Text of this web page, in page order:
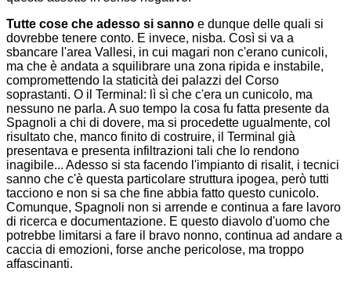
Tutte cose che adesso si sanno e dunque delle quali si
dovrebbe tenere conto. E invece, nisba. Così si va a
sbancare l'area Vallesi, in cui magari non c'erano cunicoli,
ma che è andata a squilibrare una zona ripida e instabile,
compromettendo la staticità dei palazzi del Corso
soprastanti. O il Terminal: lì sì che c'era un cunicolo, ma
nessuno ne parla. A suo tempo la cosa fu fatta presente da
Spagnoli a chi di dovere, ma si procedette ugualmente, col
risultato che, manco finito di costruire, il Terminal già
presentava e presenta infiltrazioni tali che lo rendono
inagibile... Adesso si sta facendo l'impianto di risalit, i tecnici
sanno che c'è questa particolare struttura ipogea, però tutti
tacciono e non si sa che fine abbia fatto questo cunicolo.
Comunque, Spagnoli non si arrende e continua a fare lavoro
di ricerca e documentazione. E questo diavolo d'uomo che
potrebbe limitarsi a fare il bravo nonno, continua ad andare a
caccia di emozioni, forse anche pericolose, ma troppo
affascinanti.